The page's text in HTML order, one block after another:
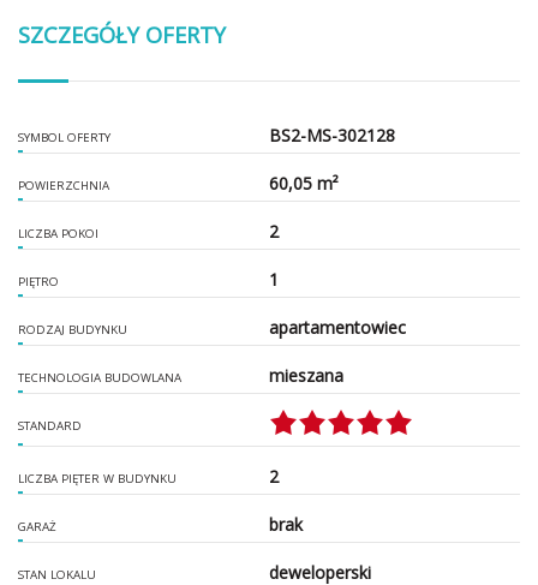
SZCZEGÓŁY OFERTY
SYMBOL OFERTY BS2-MS-302128
POWIERZCHNIA 60,05 m²
LICZBA POKOI 2
PIĘTRO 1
RODZAJ BUDYNKU apartamentowiec
TECHNOLOGIA BUDOWLANA mieszana
STANDARD
LICZBA PIĘTER W BUDYNKU 2
GARAŻ brak
STAN LOKALU deweloperski